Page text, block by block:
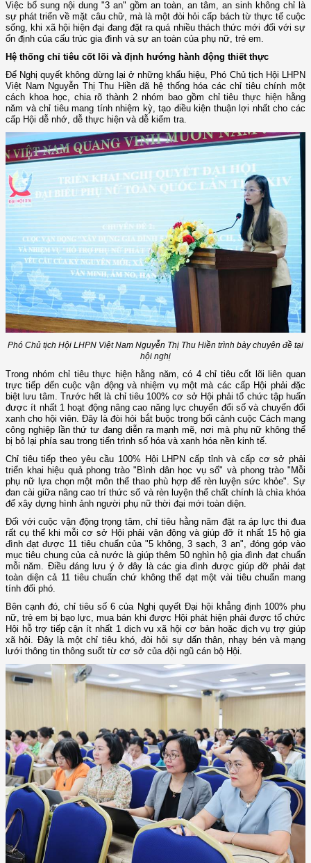
Việc bổ sung nội dung "3 an" gồm an toàn, an tâm, an sinh không chỉ là
sự phát triển về mặt câu chữ, mà là một đòi hỏi cấp bách từ thực tế cuộc
sống, khi xã hội hiện đại đang đặt ra quá nhiều thách thức mới đối với sự
ổn định của cấu trúc gia đình và sự an toàn của phụ nữ, trẻ em.
Hệ thống chỉ tiêu cốt lõi và định hướng hành động thiết thực
Để Nghị quyết không dừng lại ở những khẩu hiệu, Phó Chủ tịch Hội LHPN
Việt Nam Nguyễn Thị Thu Hiền đã hệ thống hóa các chỉ tiêu chính một
cách khoa học, chia rõ thành 2 nhóm bao gồm chỉ tiêu thực hiện hằng
năm và chỉ tiêu mang tính nhiệm kỳ, tạo điều kiện thuận lợi nhất cho các
cấp Hội dễ nhớ, dễ thực hiện và dễ kiểm tra.
Phó Chủ tịch Hội LHPN Việt Nam Nguyễn Thị Thu Hiền trình bày chuyên đề tại
hội nghị
Trong nhóm chỉ tiêu thực hiện hằng năm, có 4 chỉ tiêu cốt lõi liên quan
trực tiếp đến cuộc vận động và nhiệm vụ một mà các cấp Hội phải đặc
biệt lưu tâm. Trước hết là chỉ tiêu 100% cơ sở Hội phải tổ chức tập huấn
được ít nhất 1 hoạt động nâng cao năng lực chuyển đổi số và chuyển đổi
xanh cho hội viên. Đây là đòi hỏi bắt buộc trong bối cảnh cuộc Cách mạng
công nghiệp lần thứ tư đang diễn ra mạnh mẽ, nơi mà phụ nữ không thể
bị bỏ lại phía sau trong tiến trình số hóa và xanh hóa nền kinh tế.
Chỉ tiêu tiếp theo yêu cầu 100% Hội LHPN cấp tỉnh và cấp cơ sở phải
triển khai hiệu quả phong trào "Bình dân học vụ số" và phong trào "Mỗi
phụ nữ lựa chọn một môn thể thao phù hợp để rèn luyện sức khỏe". Sự
đan cài giữa nâng cao trí thức số và rèn luyện thể chất chính là chìa khóa
để xây dựng hình ảnh người phụ nữ thời đại mới toàn diện.
Đối với cuộc vận động trọng tâm, chỉ tiêu hằng năm đặt ra áp lực thi đua
rất cụ thể khi mỗi cơ sở Hội phải vận động và giúp đỡ ít nhất 15 hộ gia
đình đạt được 11 tiêu chuẩn của "5 không, 3 sạch, 3 an", đóng góp vào
mục tiêu chung của cả nước là giúp thêm 50 nghìn hộ gia đình đạt chuẩn
mỗi năm. Điều đáng lưu ý ở đây là các gia đình được giúp đỡ phải đạt
toàn diện cả 11 tiêu chuẩn chứ không thể đạt một vài tiêu chuẩn mang
tính đối phó.
Bên cạnh đó, chỉ tiêu số 6 của Nghị quyết Đại hội khẳng định 100% phụ
nữ, trẻ em bị bạo lực, mua bán khi được Hội phát hiện phải được tổ chức
Hội hỗ trợ tiếp cận ít nhất 1 dịch vụ xã hội cơ bản hoặc dịch vụ trợ giúp
xã hội. Đây là một chỉ tiêu khó, đòi hỏi sự dấn thân, nhạy bén và mạng
lưới thông tin thông suốt từ cơ sở của đội ngũ cán bộ Hội.